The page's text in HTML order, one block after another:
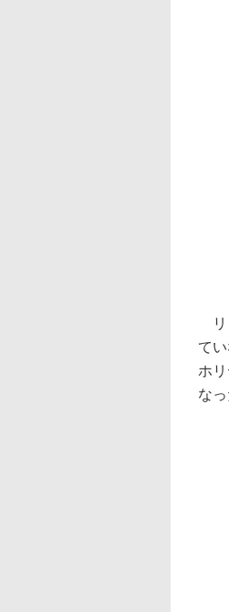
リ
て
ホ
な